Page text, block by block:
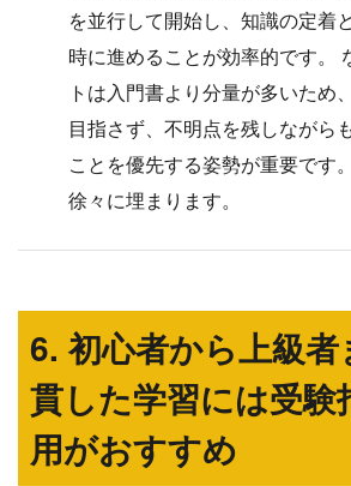
を並行して開始し、知識の定着
時に進めることが効率的です。
トは入門書より分量が多いため
目指さず、不明点を残しながら
ことを優先する姿勢が重要です
徐々に埋まります。
6. 初心者から上級
貫した学習には受験
用がおすすめ